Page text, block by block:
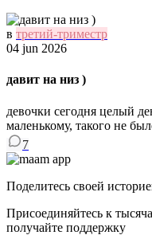
в третий-триместр
04 jun 2026
давит на низ )
девочки сегодня целый
маленькому, такого не
7
Поделитесь своей
Присоединяйтесь к
получайте поддержку